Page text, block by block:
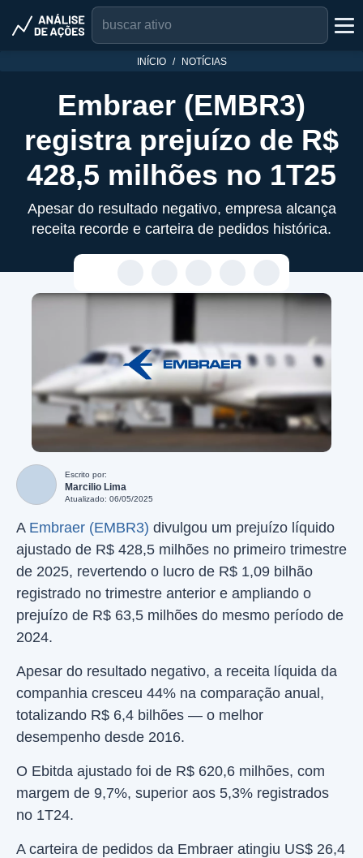
INÍCIO NOTÍCIAS
Embraer (EMBR3)
registra prejuízo de R$
428,5 milhões no 1T25
Apesar do resultado negativo, empresa alcança
receita recorde e carteira de pedidos histórica.
Escrito por:
Marcilio Lima
Atualizado: 06/05/2025
A Embraer (EMBR3) divulgou um prejuízo líquido
ajustado de R$ 428,5 milhões no primeiro trimestre
de 2025, revertendo o lucro de R$ 1,09 bilhão
registrado no trimestre anterior e ampliando o
prejuízo de R$ 63,5 milhões do mesmo período de
2024.
Apesar do resultado negativo, a receita líquida da
companhia cresceu 44% na comparação anual,
totalizando R$ 6,4 bilhões — o melhor
desempenho desde 2016.
O Ebitda ajustado foi de R$ 620,6 milhões, com
margem de 9,7%, superior aos 5,3% registrados
no 1T24.
A carteira de pedidos da Embraer atingiu US$ 26,4